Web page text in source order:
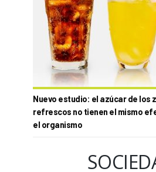
Nuevo estudio: el azúcar de los
refrescos no tienen el mismo
el organismo